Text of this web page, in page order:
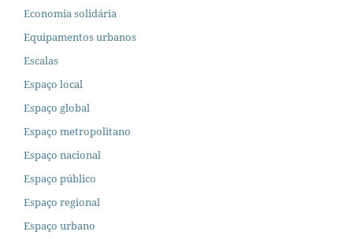
Economia solidária
Equipamentos urbanos
Escalas
Espaço local
Espaço global
Espaço metropolitano
Espaço nacional
Espaço público
Espaço regional
Espaço urbano